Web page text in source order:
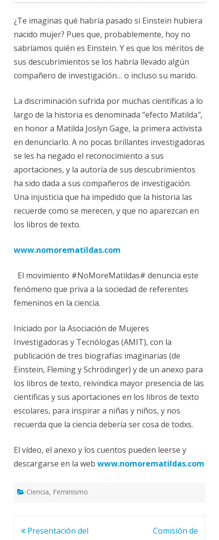
¿Te imaginas qué habría pasado si Einstein hubiera
nacido mujer? Pues que, probablemente, hoy no
sabríamos quién es Einstein. Y es que los méritos de
sus descubrimientos se los habría llevado algún
compañero de investigación… o incluso su marido.
La discriminación sufrida por muchas científicas a lo
largo de la historia es denominada “efecto Matilda”,
en honor a Matilda Joslyn Gage, la primera activista
en denunciarlo. A no pocas brillantes investigadoras
se les ha negado el reconocimiento a sus
aportaciones, y la autoría de sus descubrimientos
ha sido dada a sus compañeros de investigación.
Una injusticia que ha impedido que la historia las
recuerde como se merecen, y que no aparezcan en
los libros de texto.
www.nomorematildas.com
El movimiento #NoMoreMatildas# denuncia este
fenómeno que priva a la sociedad de referentes
femeninos en la ciencia.
Iniciado por la Asociación de Mujeres
Investigadoras y Tecnólogas (AMIT), con la
publicación de tres biografías imaginarias (de
Einstein, Fleming y Schrödinger) y de un anexo para
los libros de texto, reivindica mayor presencia de las
científicas y sus aportaciones en los libros de texto
escolares, para inspirar a niñas y niños, y nos
recuerda que la ciencia debería ser cosa de todxs.
El vídeo, el anexo y los cuentos pueden leerse y
descargarse en la web www.nomorematildas.com
Ciencia, Feminismo
Navegación
Presentación del
Comisión de